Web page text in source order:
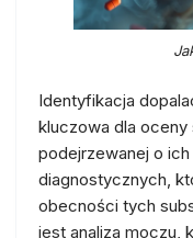
Identyfikacja
kluczowa dla
podejrzewanej o
diagnostycznych,
obecności tych
jest analiza moczu,